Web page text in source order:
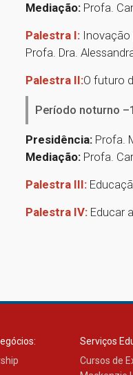
Mediação:Profa.
Palestra I:Inovação
Profa. Dra.
Palestra II:O futuro
Período noturno
Presidência: Profa.
Mediação:Profa.
Palestra III:
Palestra IV:Educar
Serviços
Cursos de